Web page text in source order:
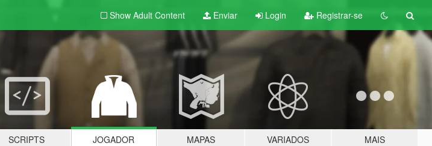
Show Adult Content Enviar Login Registrar-se
SCRIPTS JOGADOR MAPAS VARIADOS MAIS